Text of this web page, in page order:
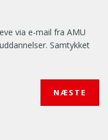
via e-mail fra AMU
Samtykket